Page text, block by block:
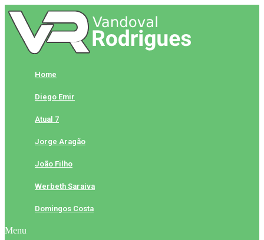
Skip
to
content
Home
Diego Emir
Atual 7
Jorge Aragão
João Filho
Werbeth Saraiva
Domingos Costa
Menu